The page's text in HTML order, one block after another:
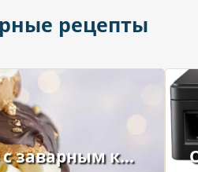
рецепты
заварным к...